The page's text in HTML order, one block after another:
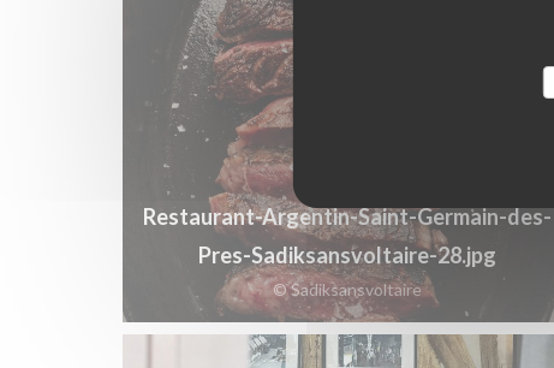
Restaurant-Argentin-Saint-Germain-des-
Pres-Sadiksansvoltaire-28.jpg
© Sadiksansvoltaire